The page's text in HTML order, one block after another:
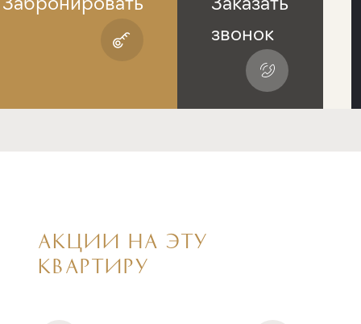
звонок
АКЦИИ НА ЭТУ
КВАРТИРУ